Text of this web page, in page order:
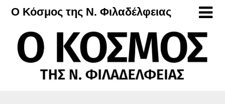
Μετάβαση
περιεχόμενο
Ο Κόσμος της Ν. Φιλαδέλφειας